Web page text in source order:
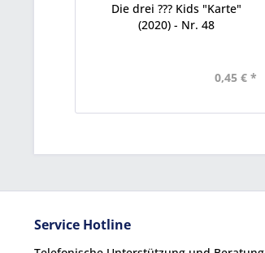
Die drei ??? Kids "Karte"
(2020) - Nr. 48
0,45 € *
Service Hotline